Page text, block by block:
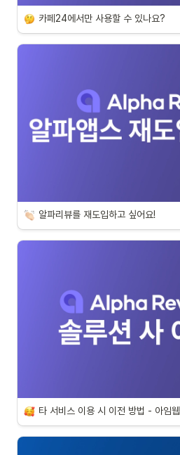
카페24에서만 사용할 수 있나요?
알파리뷰를 재도입하고 싶어요!
타 서비스 이용 시 이전 방법 - 아임웹